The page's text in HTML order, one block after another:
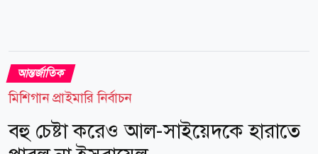
আন্তর্জাতিক
মিশিগান প্রাইমারি নির্বাচন
বহু চেষ্টা করেও আল-সাইয়েদকে হারাতে